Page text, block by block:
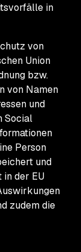
in
von
Union
bzw.
von Namen
und
Social
Person
und
in der EU
zudem die